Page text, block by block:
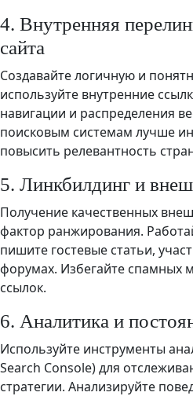
4. Внутренняя
сайта
Создавайте логичную и
используйте внутренние
навигации и распределения
поисковым системам лучше
повысить релевантность
5. Линкбилдинг и
Получение качественных
фактор ранжирования.
пишите гостевые статьи,
форумах. Избегайте спамных
ссылок.
6. Аналитика и
Используйте инструменты
Search Console) для
стратегии. Анализируйте